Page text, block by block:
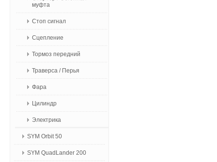
муфта
Стоп сигнал
Сцепление
Тормоз передний
Траверса / Перья
Фара
Цилиндр
Электрика
SYM Orbit 50
SYM QuadLander 200